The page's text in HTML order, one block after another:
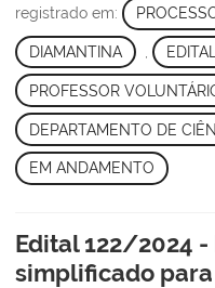
registrado em:
DIAMANTINA EDITAL
PROFESSOR
DEPARTAMENTO DE
EM ANDAMENTO
Edital 122/2024
simplificado